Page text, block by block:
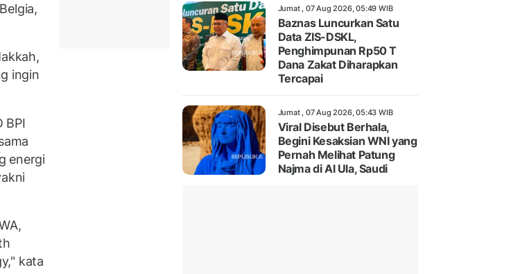
ingin
BPI
energi
kata
Jumat , 07 Aug 2026, 05:49 WIB
Baznas Luncurkan Satu
Data ZIS-DSKL,
Penghimpunan Rp50 T
Dana Zakat Diharapkan
Tercapai
Jumat , 07 Aug 2026, 05:43 WIB
Viral Disebut Berhala,
Begini Kesaksian WNI yang
Pernah Melihat Patung
Najma di Al Ula, Saudi